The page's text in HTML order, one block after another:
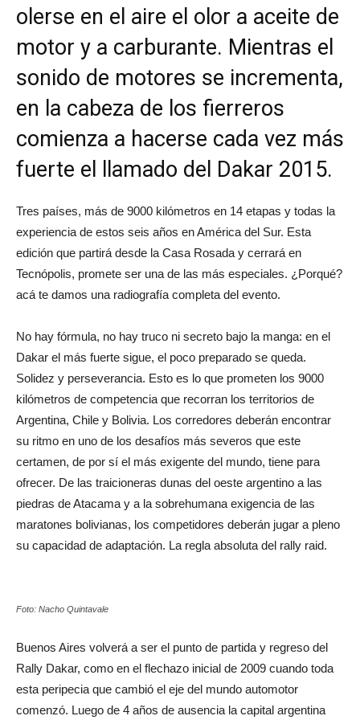
olerse en el aire el olor a aceite de
motor y a carburante. Mientras el
sonido de motores se incrementa,
en la cabeza de los fierreros
comienza a hacerse cada vez más
fuerte el llamado del Dakar 2015.
Tres países, más de 9000 kilómetros en 14 etapas y todas la
experiencia de estos seis años en América del Sur. Esta
edición que partirá desde la Casa Rosada y cerrará en
Tecnópolis, promete ser una de las más especiales. ¿Porqué?
acá te damos una radiografía completa del evento.
No hay fórmula, no hay truco ni secreto bajo la manga: en el
Dakar el más fuerte sigue, el poco preparado se queda.
Solidez y perseverancia. Esto es lo que prometen los 9000
kilómetros de competencia que recorran los territorios de
Argentina, Chile y Bolivia. Los corredores deberán encontrar
su ritmo en uno de los desafíos más severos que este
certamen, de por sí el más exigente del mundo, tiene para
ofrecer. De las traicioneras dunas del oeste argentino a las
piedras de Atacama y a la sobrehumana exigencia de las
maratones bolivianas, los competidores deberán jugar a pleno
su capacidad de adaptación. La regla absoluta del rally raid.
Foto: Nacho Quintavale
Buenos Aires volverá a ser el punto de partida y regreso del
Rally Dakar, como en el flechazo inicial de 2009 cuando toda
esta peripecia que cambió el eje del mundo automotor
comenzó. Luego de 4 años de ausencia la capital argentina